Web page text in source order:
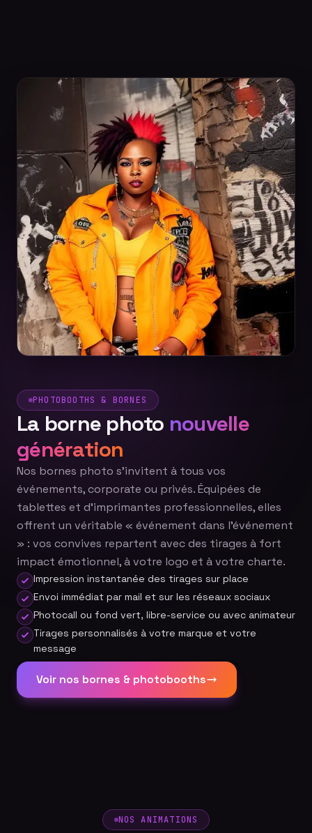
PHOTOBOOTHS & BORNES
La borne photo nouvelle
génération
Nos bornes photo s'invitent à tous vos
événements, corporate ou privés. Équipées de
tablettes et d'imprimantes professionnelles, elles
offrent un véritable « événement dans l'événement
» : vos convives repartent avec des tirages à fort
impact émotionnel, à votre logo et à votre charte.
Impression instantanée des tirages sur place
Envoi immédiat par mail et sur les réseaux sociaux
Photocall ou fond vert, libre-service ou avec animateur
Tirages personnalisés à votre marque et votre
message
Voir nos bornes & photobooths
NOS ANIMATIONS